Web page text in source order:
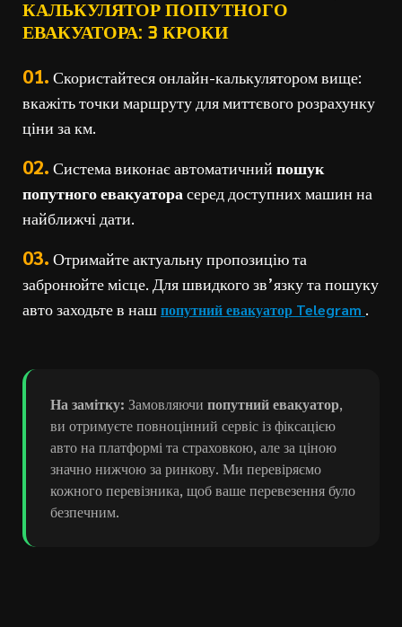
КАЛЬКУЛЯТОР ПОПУТНОГО
ЕВАКУАТОРА: 3 КРОКИ
01. Скористайтеся онлайн-калькулятором вище:
вкажіть точки маршруту для миттєвого розрахунку
ціни за км.
02. Система виконає автоматичний пошук
попутного евакуатора серед доступних машин на
найближчі дати.
03. Отримайте актуальну пропозицію та
забронюйте місце. Для швидкого зв’язку та пошуку
авто заходьте в нашпопутний евакуатор Telegram .
На замітку: Замовляючи попутний евакуатор,
ви отримуєте повноцінний сервіс із фіксацією
авто на платформі та страховкою, але за ціною
значно нижчою за ринкову. Ми перевіряємо
кожного перевізника, щоб ваше перевезення було
безпечним.